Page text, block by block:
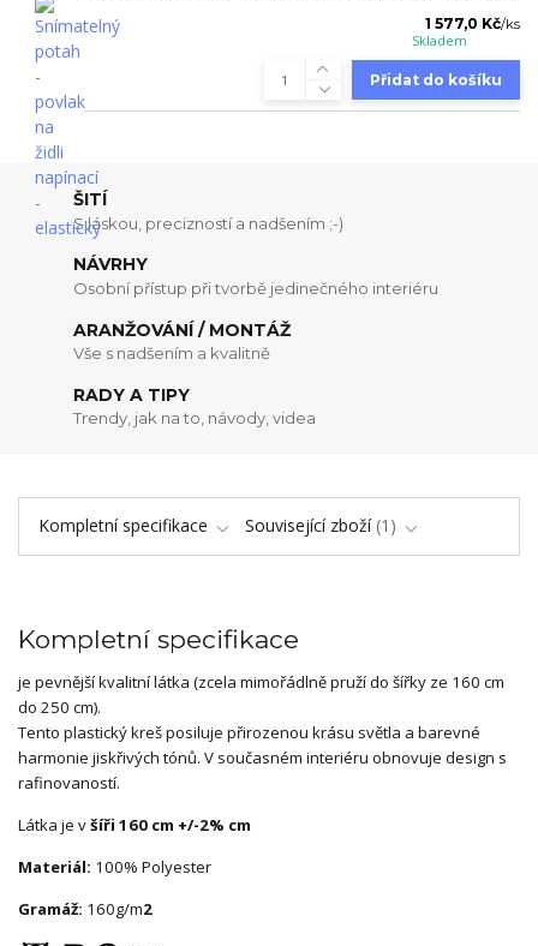
1 577,0 Kč/ks
Skladem
Přidat do košíku
ŠITÍ
S láskou, precizností a nadšením ;-)
NÁVRHY
Osobní přístup při tvorbě jedinečného interiéru
ARANŽOVÁNÍ / MONTÁŽ
Vše s nadšením a kvalitně
RADY A TIPY
Trendy, jak na to, návody, videa
Kompletní specifikace Související zboží 1
Kompletní specifikace
je pevnější kvalitní látka (zcela mimořádlně pruží do šířky ze 160 cm
do 250 cm).
Tento plastický kreš posiluje přirozenou krásu světla a barevné
harmonie jiskřivých tónů. V současném interiéru obnovuje design s
rafinovaností.
Látka je všíři 160 cm +/-2% cm
Materiál: 100% Polyester
Gramáž: 160g/m2